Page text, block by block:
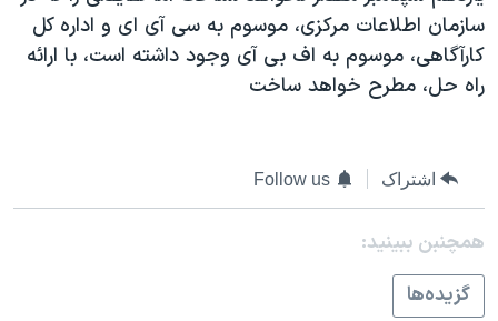
اسرائیل در جنگ
گالری عکس
آرشیو پخش زنده
ورزش زنان در ایران
اعتراضات زن، زندگی، آزادی
مجموعه مستندهای دادخواهی
چهل سال گروگان‌گیری
قانون شفافیت دارائی کادر رهبری ایران
اعتراضات مردمی آبان ۹۸
سازمان اطلاعات مرکزی، موسوم به سی آی ای و اداره کل
کارآگاهی، موسوم به اف بی آی وجود داشته است، با ارائه
راه حل، مطرح خواهد ساخت
اشتراک Follow us
همچنبن ببینید:
گزيده‌ها